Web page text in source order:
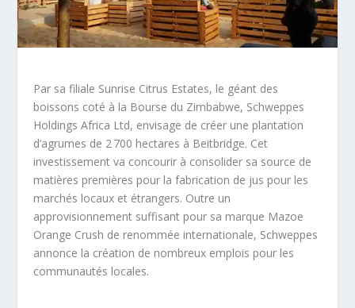
Par sa filiale Sunrise Citrus Estates, le géant des
boissons coté à la Bourse du Zimbabwe, Schweppes
Holdings Africa Ltd, envisage de créer une plantation
d’agrumes de 2 700 hectares à Beitbridge. Cet
investissement va concourir à consolider sa source de
matières premières pour la fabrication de jus pour les
marchés locaux et étrangers. Outre un
approvisionnement suffisant pour sa marque Mazoe
Orange Crush de renommée internationale, Schweppes
annonce la création de nombreux emplois pour les
communautés locales.